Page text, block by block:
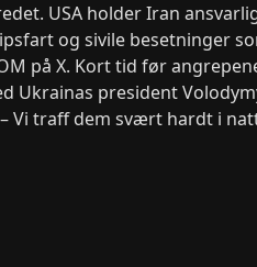
USA holder Iran
og sivile besetninger
på X. Kort tid før
Ukrainas president
Vi traff dem svært hardt i